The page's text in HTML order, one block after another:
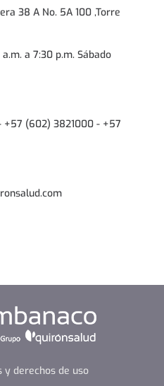
38 A No. 5A 100 ,Torre
a 7:30 p.m. Sábado
(602) 3821000 - +57
y derechos de uso